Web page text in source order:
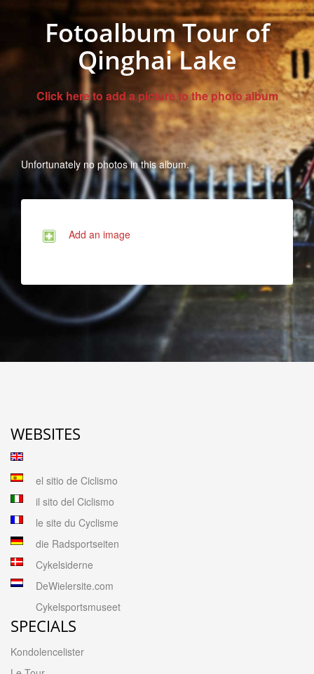
Fotoalbum Tour of
Qinghai Lake
Click here to add a picture to the photo album
Unfortunately no photos in this album.
Add an image
WEBSITES
el sitio de Ciclismo
il sito del Ciclismo
le site du Cyclisme
die Radsportseiten
Cykelsiderne
DeWielersite.com
Cykelsportsmuseet
SPECIALS
Kondolencelister